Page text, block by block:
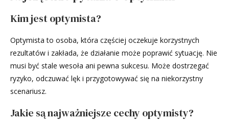
Kim jest optymista?
Optymista to osoba, która częściej oczekuje korzystnych
rezultatów i zakłada, że działanie może poprawić sytuację. Nie
musi być stale wesoła ani pewna sukcesu. Może dostrzegać
ryzyko, odczuwać lęk i przygotowywać się na niekorzystny
scenariusz.
Jakie są najważniejsze cechy optymisty?